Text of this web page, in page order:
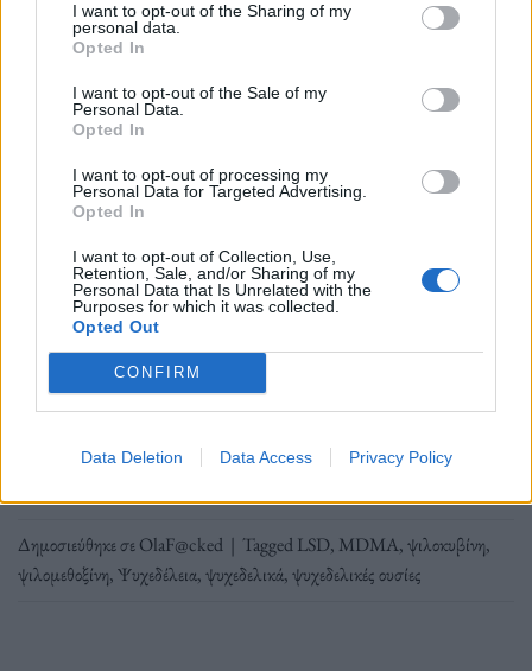
I want to opt-out of the Sharing of my
personal data.
Opted In
I want to opt-out of the Sale of my
Personal Data.
Opted In
I want to opt-out of processing my
Personal Data for Targeted Advertising.
Opted In
I want to opt-out of Collection, Use,
Retention, Sale, and/or Sharing of my
Personal Data that Is Unrelated with the
Purposes for which it was collected.
Opted Out
CONFIRM
Data Deletion Data Access Privacy Policy
Artwork: Γιάννης Παπαϊωάννου / @artificial_vandalism
Το ανεξερεύνητο σύμπαν των ψυχεδελικών ουσίων,
οδήγησε μία Εκκλησία στις ΗΠΑ το 2021 να
πειραματιστεί με μια ανακάλυψη του Ινστιτούτου
Παστέρ από το 1965, η οποία ενισχύθηκε ως ιδεά το
2005 από τον «νόνο των ψυχεδελικών».
Διαβάστε περισσότερα→
Δημοσιεύθηκε σεOlaF@cked | TaggedLSD, MDMA,ψιλοκυβίνη,
ψιλομεθοξίνη,Ψυχεδέλεια,ψυχεδελικά,ψυχεδελικές ουσίες